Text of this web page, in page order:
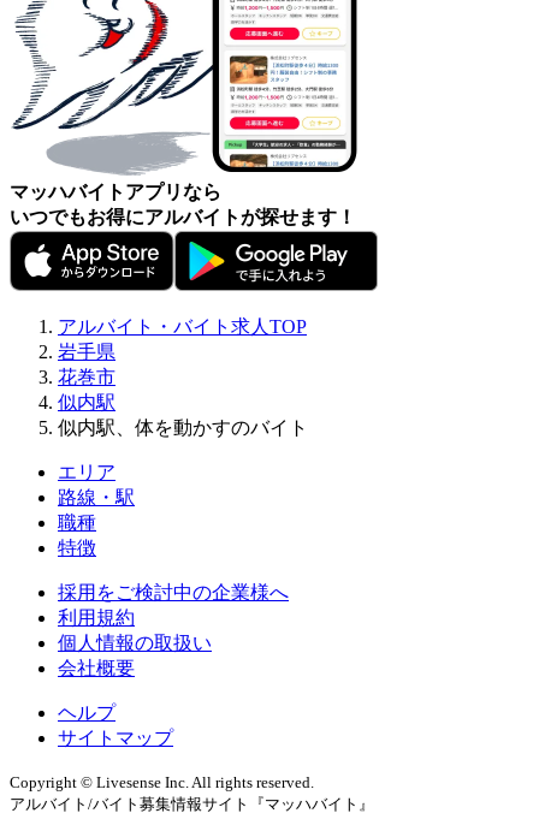
マッハバイトアプリなら
いつでもお得にアルバイトが探せます！
アルバイト・バイト求人TOP
岩手県
花巻市
似内駅
似内駅、体を動かすのバイト
エリア
路線・駅
職種
特徴
採用をご検討中の企業様へ
利用規約
個人情報の取扱い
会社概要
ヘルプ
サイトマップ
Copyright © Livesense Inc. All rights reserved.
アルバイト/バイト募集情報サイト『マッハバイト』